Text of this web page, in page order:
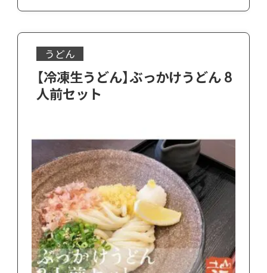
うどん
【冷凍生うどん】ぶっかけうどん 8
人前セット